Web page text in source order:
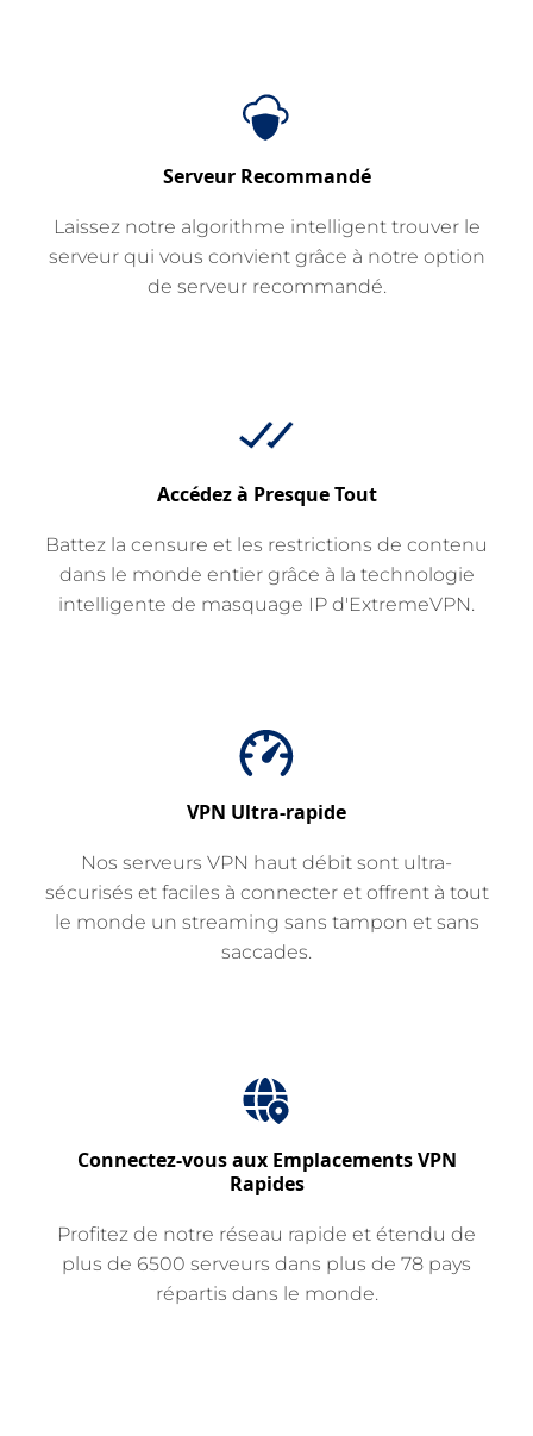
Serveur Recommandé
Laissez notre algorithme intelligent trouver le
serveur qui vous convient grâce à notre option
de serveur recommandé.
Accédez à Presque Tout
Battez la censure et les restrictions de contenu
dans le monde entier grâce à la technologie
intelligente de masquage IP d'ExtremeVPN.
VPN Ultra-rapide
Nos serveurs VPN haut débit sont ultra-
sécurisés et faciles à connecter et offrent à tout
le monde un streaming sans tampon et sans
saccades.
Connectez-vous aux Emplacements VPN
Rapides
Profitez de notre réseau rapide et étendu de
plus de 6500 serveurs dans plus de 78 pays
répartis dans le monde.